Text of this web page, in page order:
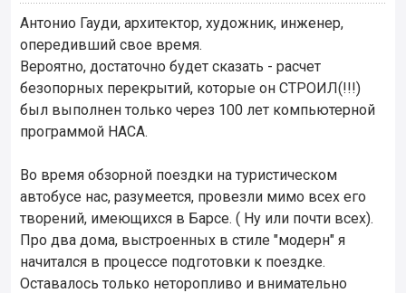
Антонио Гауди, архитектор, художник, инженер,
опередивший свое время.
Вероятно, достаточно будет сказать - расчет
безопорных перекрытий, которые он СТРОИЛ(!!!)
был выполнен только через 100 лет компьютерной
программой НАСА.
Во время обзорной поездки на туристическом
автобусе нас, разумеется, провезли мимо всех его
творений, имеющихся в Барсе. ( Ну или почти всех).
Про два дома, выстроенных в стиле "модерн" я
начитался в процессе подготовки к поездке.
Оставалось только неторопливо и внимательно